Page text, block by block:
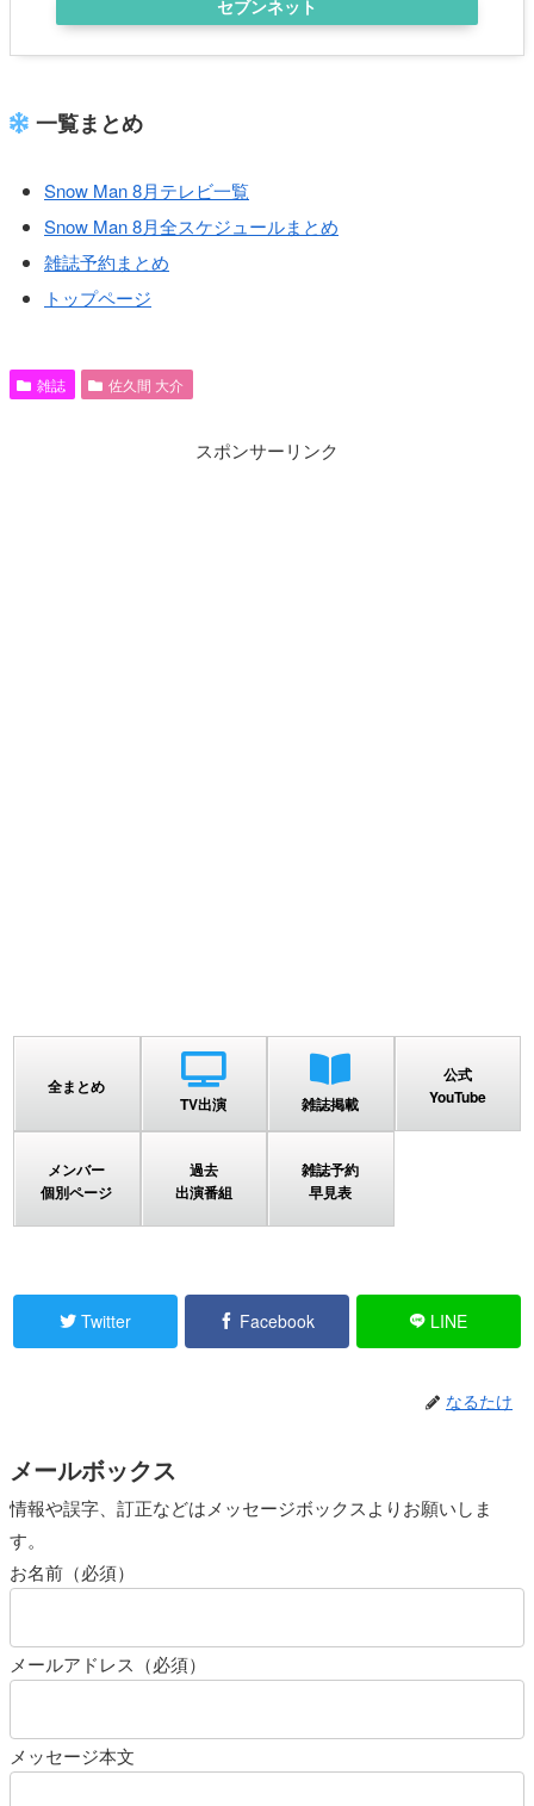
セブンネット
一覧まとめ
Snow Man 8月テレビ一覧
Snow Man 8月全スケジュールまとめ
雑誌予約まとめ
トップページ
雑誌 佐久間 大介
スポンサーリンク
全まとめ
TV出演
雑誌掲載
公式
YouTube
メンバー
個別ページ
過去
出演番組
雑誌予約
早見表
Twitter Facebook LINE
なるたけ
メールボックス
情報や誤字、訂正などはメッセージボックスよりお願いしま
す。
お名前（必須）
メールアドレス（必須）
メッセージ本文